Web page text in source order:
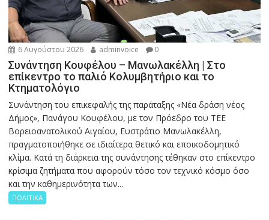
6 Αυγούστου 2026 adminvoice 0
Συνάντηση Κουφέλου – Μανωλακέλλη | Στο
επίκεντρο το παλιό Κολυμβητήριο και το
Κτηματολόγιο
Συνάντηση του επικεφαλής της παράταξης «Νέα δράση νέος
Δήμος», Πανάγου Κουφέλου, με τον Πρόεδρο του ΤΕΕ
Βορειοανατολικού Αιγαίου, Ευστράτιο Μανωλακέλλη,
πραγματοποιήθηκε σε ιδιαίτερα θετικό και εποικοδομητικό
κλίμα. Κατά τη διάρκεια της συνάντησης τέθηκαν στο επίκεντρο
κρίσιμα ζητήματα που αφορούν τόσο τον τεχνικό κόσμο όσο
και την καθημερινότητα των...
ΠΟΛΙΤΙΚΑ